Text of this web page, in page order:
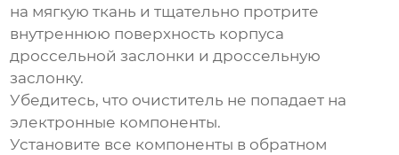
на мягкую ткань и тщательно протрите
внутреннюю поверхность корпуса
дроссельной заслонки и дроссельную
заслонку.
Убедитесь, что очиститель не попадает на
электронные компоненты.
Установите все компоненты в обратном